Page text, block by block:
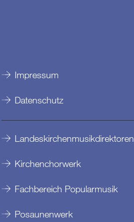
Impressum
Datenschutz
Landeskirchenmusikdirektoren
Kirchenchorwerk
Fachbereich Popularmusik
Posaunenwerk